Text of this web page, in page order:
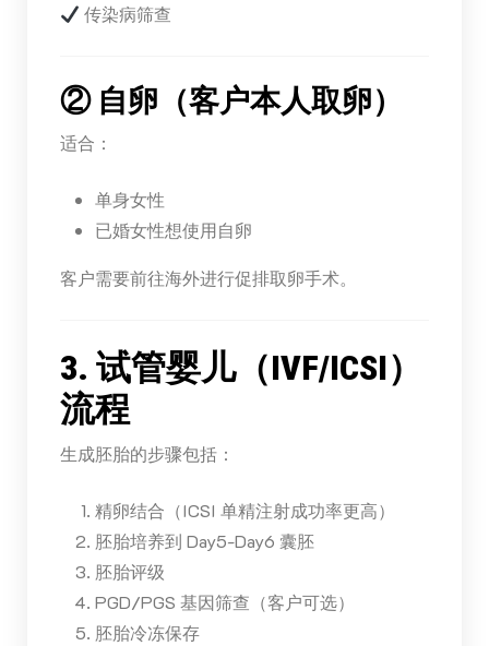
传染病筛查
② 自卵（客户本人取卵）
适合：
单身女性
已婚女性想使用自卵
客户需要前往海外进行促排取卵手术。
3. 试管婴儿（IVF/ICSI）
流程
生成胚胎的步骤包括：
精卵结合（ICSI 单精注射成功率更高）
胚胎培养到 Day5-Day6 囊胚
胚胎评级
PGD/PGS 基因筛查（客户可选）
胚胎冷冻保存